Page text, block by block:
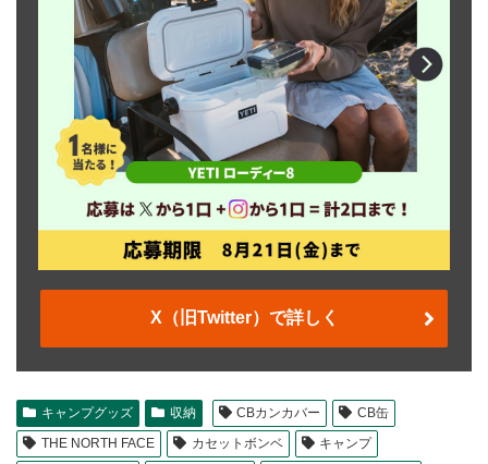
X（旧Twitter）で詳しく
キャンプグッズ 収納 CBカンカバー
CB缶
THE NORTH FACE
カセットボンベ
キャンプ